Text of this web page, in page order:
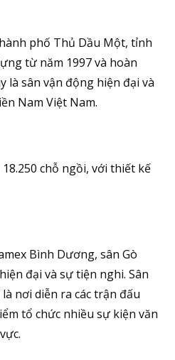
phố Thủ Dầu Một, tỉnh
từ năm 1997 và hoàn
là sân vận động hiện đại và
Nam Việt Nam.
chỗ ngồi, với thiết kế
Bình Dương, sân Gò
đại và sự tiện nghi. Sân
nơi diễn ra các trận đấu
tổ chức nhiều sự kiện văn